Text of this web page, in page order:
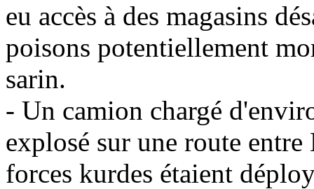
eu accès à des magasins
poisons potentiellement
sarin.
- Un camion chargé
explosé sur une route
forces kurdes étaient